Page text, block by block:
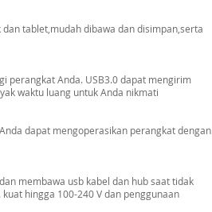
tablet,mudah dibawa dan disimpan,serta
perangkat Anda. USB3.0 dapat mengirim
waktu luang untuk Anda nikmati
dapat mengoperasikan perangkat dengan
membawa usb kabel dan hub saat tidak
hingga 100-240 V dan penggunaan